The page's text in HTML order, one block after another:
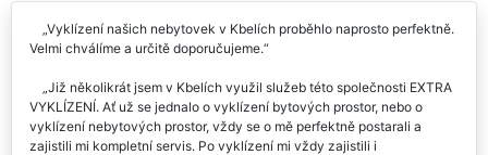
Vyklízení našich nebytovek v Kbelích proběhlo naprosto perfektně.
Velmi chválíme a určitě doporučujeme.
Již několikrát jsem v Kbelích využil služeb této společnosti EXTRA
VYKLÍZENÍ. Ať už se jednalo o vyklízení bytových prostor, nebo o
vyklízení nebytových prostor, vždy se o mě perfektně postarali a
zajistili mi kompletní servis. Po vyklízení mi vždy zajistili i